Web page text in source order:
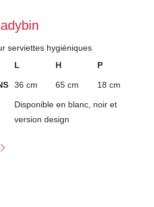
serviettes hygiéniques
L
H P
36 cm 65 cm 18 cm
Disponible en blanc, noir et
version design